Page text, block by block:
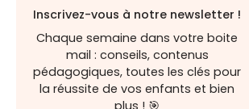
Inscrivez-vous à notre newsletter !
Chaque semaine dans votre boite
mail : conseils, contenus
pédagogiques, toutes les clés pour
la réussite de vos enfants et bien
plus ! 🎯